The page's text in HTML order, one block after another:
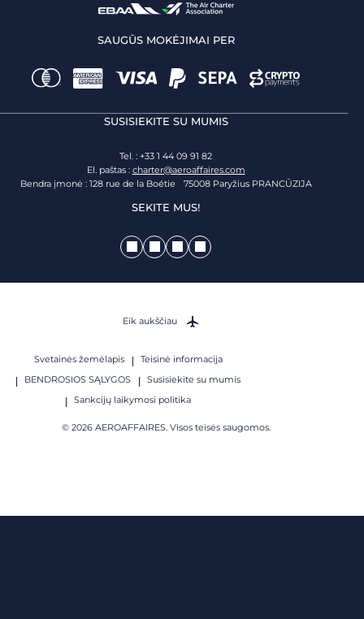
SAUGŪS MOKĖJIMAI PER
SUSISIEKITE SU MUMIS
Tel. : +33 1 44 09 91 82
El. paštas : charter@aeroaffaires.com
Bendra įmonė : 128 rue de la Boétie 75008 Paryžius PRANCŪZIJA
SEKITE MUS!
Svetainės žemėlapis
Teisinė informacija
BENDROSIOS SĄLYGOS
Susisiekite su mumis
Sankcijų laikymosi politika
© 2026 AEROAFFAIRES. Visos teisės saugomos.
Eik aukščiau